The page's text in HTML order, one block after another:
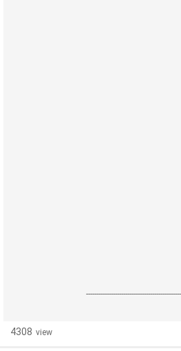
4308 view